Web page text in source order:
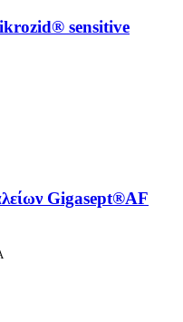
sensitive
Gigasept®AF